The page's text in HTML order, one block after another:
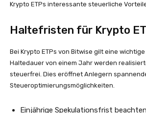
Krypto ETPs interessante steuerliche
Haltefristen für Krypto
Bei Krypto ETPs von Bitwise gilt eine
Haltedauer von einem Jahr werden
steuerfrei. Dies eröffnet Anlegern
Steueroptimierungsmöglichkeiten.
Einjährige Spekulationsfrist